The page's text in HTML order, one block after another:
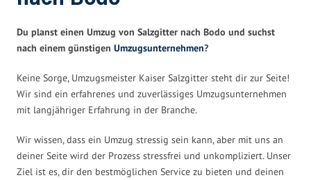
Du planst einen Umzug von Salzgitter nach Bodo und suchst
nach einem günstigen Umzugsunternehmen?
Keine Sorge, Umzugsmeister Kaiser Salzgitter steht dir zur Seite!
Wir sind ein erfahrenes und zuverlässiges Umzugsunternehmen
mit langjähriger Erfahrung in der Branche.
Wir wissen, dass ein Umzug stressig sein kann, aber mit uns an
deiner Seite wird der Prozess stressfrei und unkompliziert. Unser
Ziel ist es, dir den bestmöglichen Service zu bieten und deinen